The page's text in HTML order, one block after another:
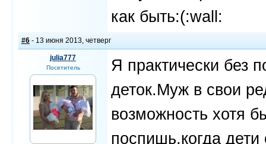
как быть:(:wall:
#6 - 13 июня 2013, четверг
julia777
Посетитель
Я практически без
деток.Муж в свои
возможность хотя
поспишь,когда